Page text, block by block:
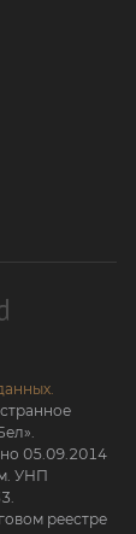
05.09.2014
УНП
реестре